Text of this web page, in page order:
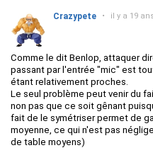
Crazypete • il y a 19 ans
Comme le dit Benlop, attaquer
passant par l'entrée "mic" est
étant relativement proches.
Le seul problème peut venir du
non pas que ce soit gênant
fait de le symétriser permet de
moyenne, ce qui n'est pas
de table moyens)